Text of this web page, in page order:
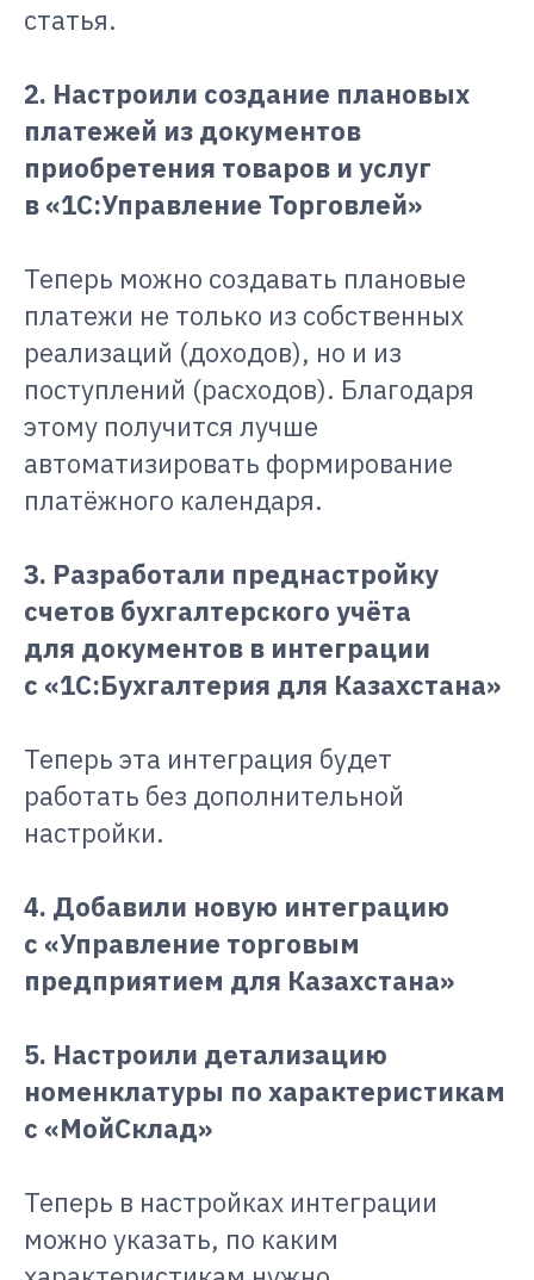
статья.
2. Настроили создание плановых
платежей из документов
приобретения товаров и услуг
в «1С:Управление Торговлей»
Теперь можно создавать плановые
платежи не только из собственных
реализаций (доходов), но и из
поступлений (расходов). Благодаря
этому получится лучше
автоматизировать формирование
платёжного календаря.
3. Разработали преднастройку
счетов бухгалтерского учёта
для документов в интеграции
с «1С:Бухгалтерия для Казахстана»
Теперь эта интеграция будет
работать без дополнительной
настройки.
4. Добавили новую интеграцию
с «Управление торговым
предприятием для Казахстана»
5. Настроили детализацию
номенклатуры по характеристикам
с «МойСклад»
Теперь в настройках интеграции
можно указать, по каким